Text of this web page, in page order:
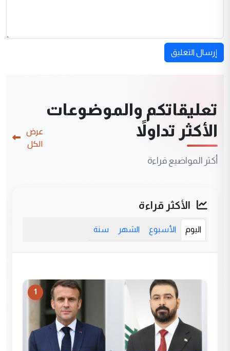
إرسال التعليق
تعليقاتكم والموضوعات
الأكثر تداولاً
أكثر المواضيع قراءة
عرض
الكل
الأكثر قراءة
اليوم الأسبوع الشهر سنة
1